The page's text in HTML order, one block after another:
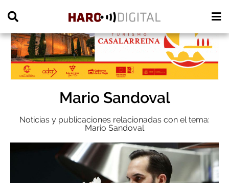
Mario Sandoval
Noticias y publicaciones relacionadas con el tema:
Mario Sandoval